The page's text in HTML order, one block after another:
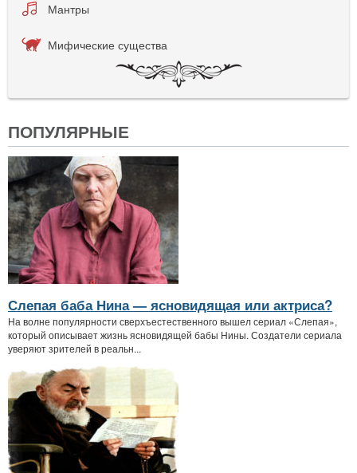
Мантры
Мифические существа
ПОПУЛЯРНЫЕ
Слепая баба Нина — ясновидящая или актриса?
На волне популярности сверхъестественного вышел сериал «Слепая»,
который описывает жизнь ясновидящей бабы Нины. Создатели сериала
уверяют зрителей в реальн...